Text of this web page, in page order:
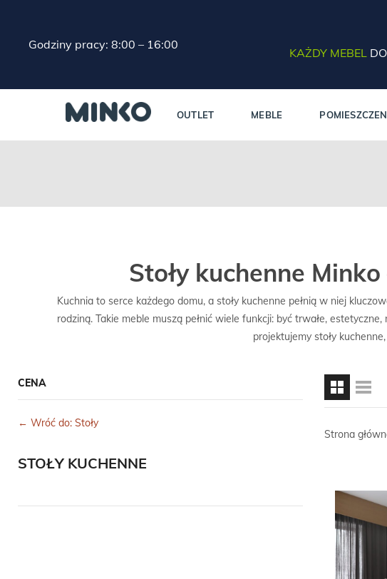
Godziny pracy: 8:00 – 16:00
KAŻDY MEBELDO
OUTLET MEBLE
Stoły kuchenne
Kuchnia to serce każdego domu, a stoły kuchenne pełnią w niej
rodziną. Takie meble muszą pełnić wiele funkcji: być trwałe,
projektujemy stoły
CENA
← Wróć do: Stoły
STOŁY KUCHENNE
Strona